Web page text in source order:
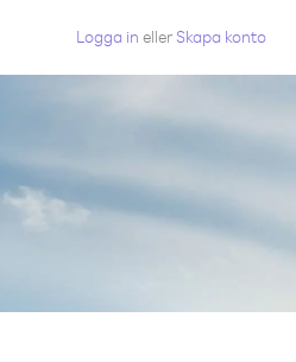
Logga in eller Skapa konto